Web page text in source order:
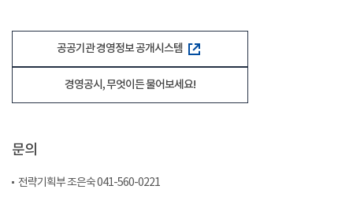
공공기관 경영정보 공개시스템
경영공시, 무엇이든 물어보세요!
문의
전략기획부 조은숙 041-560-0221